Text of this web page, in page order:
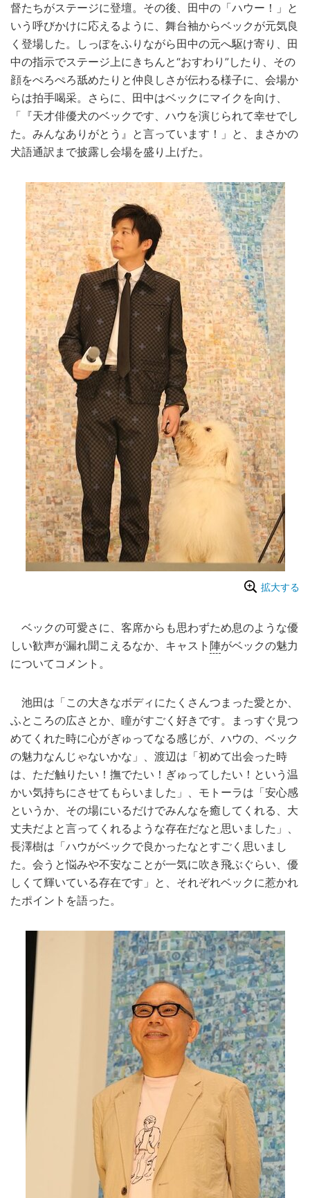
督たちがステージに登壇。その後、田中の「ハウー！」と
いう呼びかけに応えるように、舞台袖からベックが元気良
く登場した。しっぽをふりながら田中の元へ駆け寄り、田
中の指示でステージ上にきちんと“おすわり”したり、その
顔をぺろぺろ舐めたりと仲良しさが伝わる様子に、会場か
らは拍手喝采。さらに、田中はベックにマイクを向け、
「『天才俳優犬のベックです、ハウを演じられて幸せでし
た。みんなありがとう』と言っています！」と、まさかの
犬語通訳まで披露し会場を盛り上げた。
拡大する
ベックの可愛さに、客席からも思わずため息のような優
しい歓声が漏れ聞こえるなか、キャスト 陣がベックの魅力
についてコメント。
池田は「この大きなボディにたくさんつまった愛とか、
ふところの広さとか、瞳がすごく好きです。まっすぐ見つ
めてくれた時に心がぎゅってなる感じが、ハウの、ベック
の魅力なんじゃないかな」、渡辺は「初めて出会った時
は、ただ触りたい！撫でたい！ぎゅってしたい！という温
かい気持ちにさせてもらいました」、モトーラは「安心感
というか、その場にいるだけでみんなを癒してくれる、大
丈夫だよと言ってくれるような存在だなと思いました」、
長澤樹は「ハウがベックで良かったなとすごく思いまし
た。会うと悩みや不安なことが一気に吹き飛ぶぐらい、優
しくて輝いている存在です」と、それぞれベックに惹かれ
たポイントを語った。